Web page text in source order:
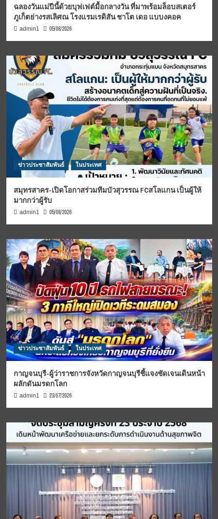
ฉลองวันแม่ปีนี้ด้วยบุฟเฟต์มื้อกลางวัน ที่มาพร้อมล็อบสเตอร์
ภูเก็ตย่างรสเลิศณ โรงแรมเรดิสัน ชาโต เดอ แบบงคอค
admin1 05/08/2026
ข่าวประชาสัมพันธ์ ในประเทศ
สมุทรสาคร-เปิดโอกาสร่วมทีมบัวสุวรรณ FCสโลแกน เป็นผู้ให้
มากกว่าผู้รับ
admin1 05/08/2026
ข่าวประชาสัมพันธ์ ในประเทศ
กาญจนบุรี-ผู้ว่าราชการจังหวัดกาญจนบุรีชี้แจงชัดเจนเดินหน้า
ผลักดันมรดกโลก
admin1 23/07/2026